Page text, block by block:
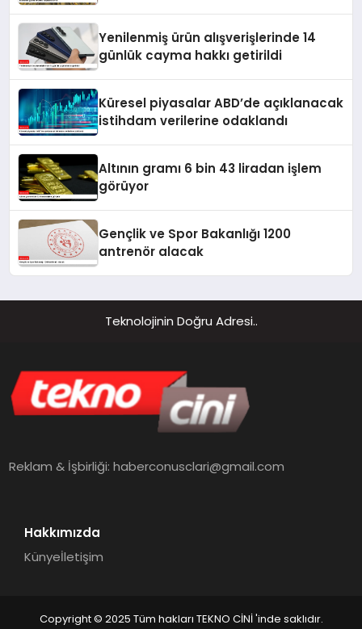
Yenilenmiş ürün alışverişlerinde 14
günlük cayma hakkı getirildi
Küresel piyasalar ABD’de açıklanacak
istihdam verilerine odaklandı
Altının gramı 6 bin 43 liradan işlem
görüyor
Gençlik ve Spor Bakanlığı 1200
antrenör alacak
Teknolojinin Doğru Adresi..
Reklam & İşbirliği:haberconusclari@gmail.com
Hakkımızda
Künyeİletişim
Copyright © 2025 Tüm hakları TEKNO CİNİ 'inde saklıdır.